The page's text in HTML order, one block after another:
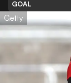
GOAL
Getty